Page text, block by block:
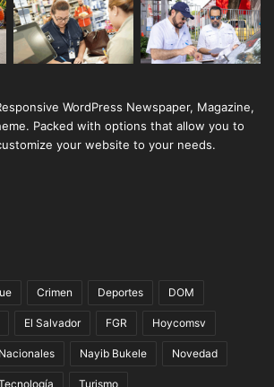
WordPress Newspaper, Magazine,
Packed with options that allow you to
your website to your needs.
Crimen Deportes DOM
El Salvador FGR Hoycomsv
Nacionales Nayib Bukele Novedad
Turismo